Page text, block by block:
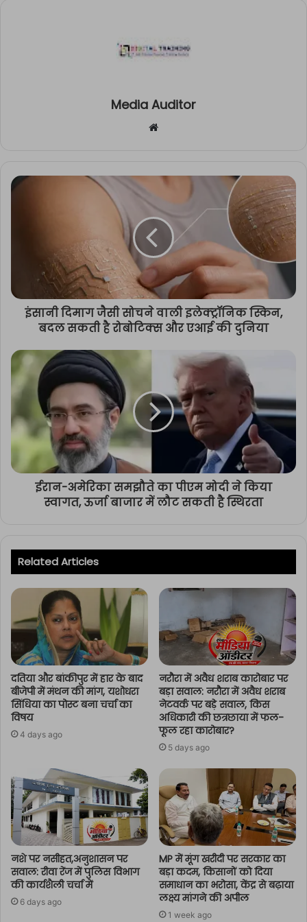
Media Auditor
Website
इंसानी दिमाग जैसी सोचने वाली इलेक्ट्रॉनिक स्किन,
बदल सकती है रोबोटिक्स और एआई की दुनिया
ईरान-अमेरिका समझौते का पीएम मोदी ने किया
स्वागत, ऊर्जा बाजार में लौट सकती है स्थिरता
Related Articles
दतिया और बांकीपुर में हार के बाद
बीजेपी में मंथन की मांग, यशोधरा
सिंधिया का पोस्ट बना चर्चा का
विषय
4 days ago
नरौरा में अवैध शराब कारोबार पर
बड़ा सवाल: नरौरा में अवैध शराब
नेटवर्क पर बड़े सवाल, किस
अधिकारी की छत्रछाया में फल-
फूल रहा कारोबार?
5 days ago
नशे पर नसीहत,अनुशासन पर
सवाल: रीवा रेंज में पुलिस विभाग
की कार्यशैली चर्चा में
6 days ago
MP में मूंग खरीदी पर सरकार का
बड़ा कदम, किसानों को दिया
समाधान का भरोसा, केंद्र से बढ़ाया
लक्ष्य मांगने की अपील
1 week ago